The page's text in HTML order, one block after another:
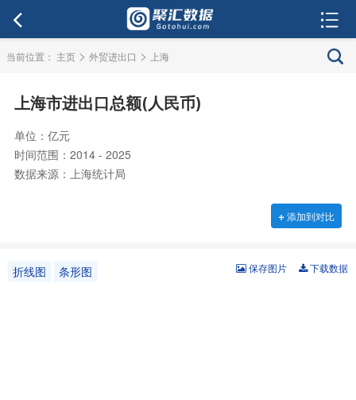
当前位置： 主页 > 外贸进出口 > 上海
上海市进出口总额(人民币)
单位：亿元
时间范围：2014 - 2025
数据来源：上海统计局
+添加到对比
折线图 条形图 下载数据
保存图片